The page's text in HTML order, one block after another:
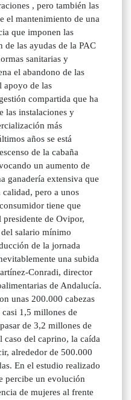
, pero también las
el mantenimiento de una
que imponen las
de las ayudas de la PAC
sanitarias y
el abandono de las
apoyo de las
compartida que ha
las instalaciones y
más
años se está
de la cabaña
un aumento de
ganadería extensiva que
pero a unos
tiene que
de Ovipor,
salario mínimo
de la jornada
una subida
Conradi, director
de Andalucía.
unas 200.000 cabezas
1,5 millones de
de 3,2 millones de
caso del caprino, la caída
alrededor de 500.000
En el estudio realizado
percibe un evolución
de mujeres al frente